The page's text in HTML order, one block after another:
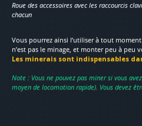
Roue des accessoires avec les raccourcis
chacun
Vous pourrez ainsi l’utiliser à tout
n’est pas le minage, et monter peu à peu
Les minerais sont indispensables
Note : Vous ne pouvez pas miner si vous
moyen de locomotion rapide). Vous devez